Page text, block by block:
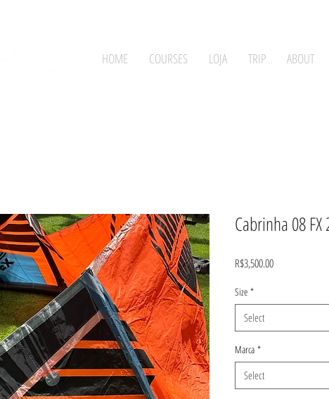
HOME COURSES LOJA TRIP ABOUT
Cabrinha 08 FX
R$3,500.00Price
Size *
Select
Marca *
Select